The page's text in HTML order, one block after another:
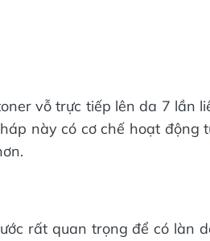
vỗ trực tiếp lên da 7 lần
này có cơ chế hoạt động
rất quan trọng để có làn